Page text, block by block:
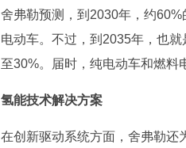
舍弗勒预测，到2030年，约
电动车。不过，到2035年，也
至30%。届时，纯电动车和燃料
氢能技术解决方案
在创新驱动系统方面，舍弗勒还